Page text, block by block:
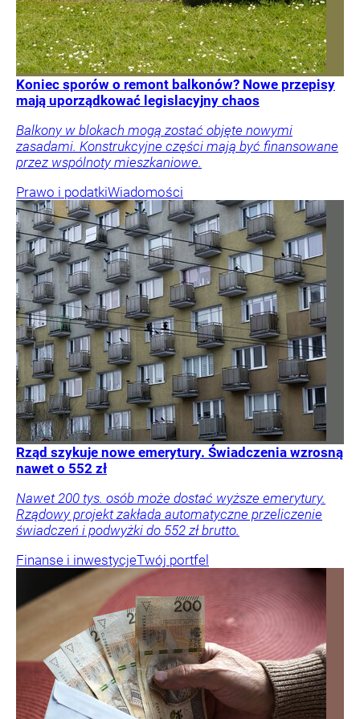
Koniec sporów o remont balkonów? Nowe przepisy
mają uporządkować legislacyjny chaos
Balkony w blokach mogą zostać objęte nowymi
zasadami. Konstrukcyjne części mają być finansowane
przez wspólnoty mieszkaniowe.
Prawo i podatkiWiadomości
Rząd szykuje nowe emerytury. Świadczenia wzrosną
nawet o 552 zł
Nawet 200 tys. osób może dostać wyższe emerytury.
Rządowy projekt zakłada automatyczne przeliczenie
świadczeń i podwyżki do 552 zł brutto.
Finanse i inwestycjeTwój portfel